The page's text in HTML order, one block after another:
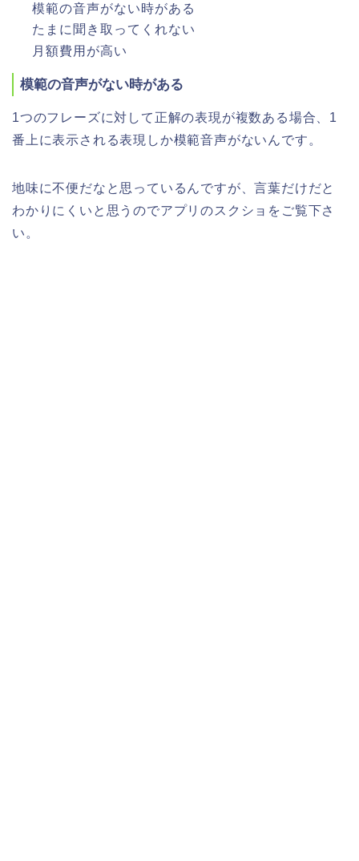
模範の音声がない時がある
たまに聞き取ってくれない
月額費用が高い
模範の音声がない時がある
1つのフレーズに対して正解の表現が複数ある場合、1
番上に表示される表現しか模範音声がないんです。
地味に不便だなと思っているんですが、言葉だけだと
わかりにくいと思うのでアプリのスクショをご覧下さ
い。